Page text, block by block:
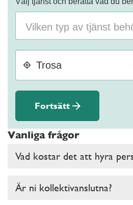
Fortsätt
Vanliga frågor
Vad kostar det att hyra
Är ni kollektivanslutna?